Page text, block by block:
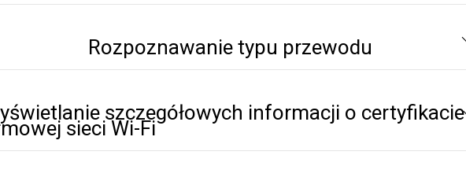
Rozpoznawanie typu przewodu
szczegółowych informacji o certyfikacie
sieci Wi-Fi